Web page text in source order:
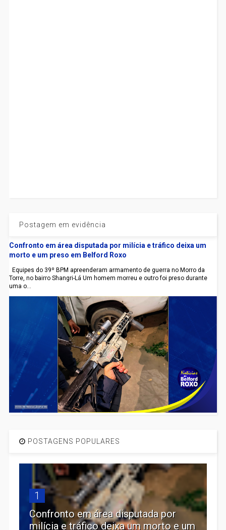
Postagem em evidência
Confronto em área disputada por milícia e tráfico deixa um
morto e um preso em Belford Roxo
Equipes do 39º BPM apreenderam armamento de guerra no Morro da
Torre, no bairro Shangri-Lá Um homem morreu e outro foi preso durante
uma o...
POSTAGENS POPULARES
1
Confronto em área disputada por
milícia e tráfico deixa um morto e um